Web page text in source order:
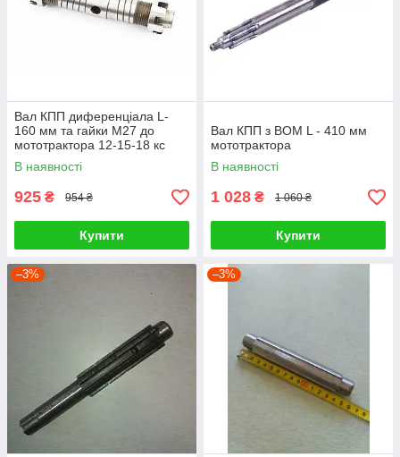
Вал КПП диференціала L-
160 мм та гайки М27 до
мототрактора 12-15-18 кс
В наявності
925 ₴ 954 ₴
Купити
Вал КПП з ВОМ L - 410 мм
мототрактора
В наявності
1 028 ₴ 1 060 ₴
Купити
–3% –3%